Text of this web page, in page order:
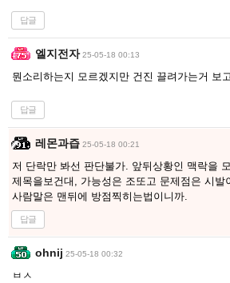
답글
엘지전자 25-05-18 00:13
뭔소리하는지 모르겠지만 건진 끌려가는거 보
답글
레몬과즙 25-05-18 00:21
저 단락만 봐선 판단불가. 앞뒤상황인 맥락을
제목을보건대, 가능성은 조또고 문제점은 시발
사람말은 맨뒤에 방점찍히는법이니까.
답글
ohnij 25-05-18 00:32
ㅂㅅ